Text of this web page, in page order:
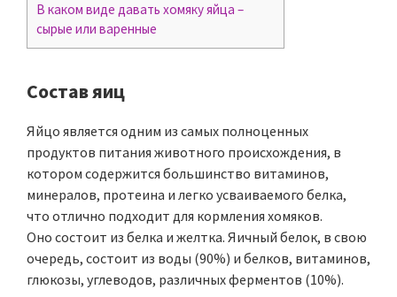
В каком виде давать хомяку яйца –
сырые или варенные
Состав яиц
Яйцо является одним из самых полноценных
продуктов питания животного происхождения, в
котором содержится большинство витаминов,
минералов, протеина и легко усваиваемого белка,
что отлично подходит для кормления хомяков.
Оно состоит из белка и желтка. Яичный белок, в свою
очередь, состоит из воды (90%) и белков, витаминов,
глюкозы, углеводов, различных ферментов (10%).